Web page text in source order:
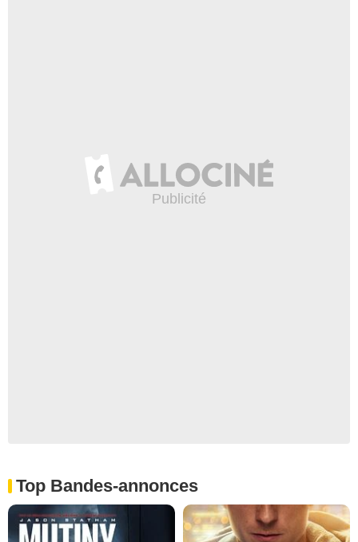
Top Bandes-annonces